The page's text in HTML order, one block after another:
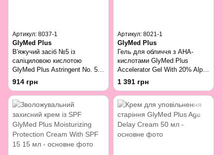
Артикул: 8037-1
GlyMed Plus
В'яжучий засіб №5 із
саліциловою кислотою
GlyMed Plus Astringent No. 5
With Salicylic Acid 30 мл
914 грн
Артикул: 8021-1
GlyMed Plus
Гель для обличчя з AHA-
кислотами GlyMed Plus
Accelerator Gel With 20% Alpha
Hydroxy Acids 30 мл
1 391 грн